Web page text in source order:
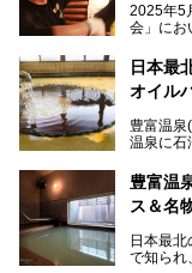
2025年5
会」にお
動拠点
スキン
限定でプ
で、ぜひ
第終了
───
提供元：
この記事
日本最
オイル
豊富温泉
温泉に石
に特効が
目的で多
地体験し
ート。温
豊富温
ス＆名
日本最
で知られ